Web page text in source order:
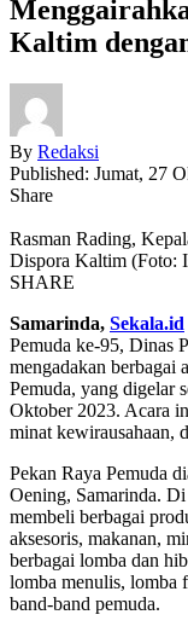
Kaltim
By Redaksi
Published: Jumat, 27
Share
Rasman Rading,
Dispora Kaltim (Foto:
SHARE
Samarinda, Sekala.id
Pemuda ke-95, Dinas
mengadakan berbagai
Pemuda, yang digelar
Oktober 2023. Acara
minat kewirausahaan,
Pekan Raya Pemuda
Oening, Samarinda. Di
membeli berbagai
aksesoris, makanan,
berbagai lomba dan
lomba menulis, lomba
band-band pemuda.